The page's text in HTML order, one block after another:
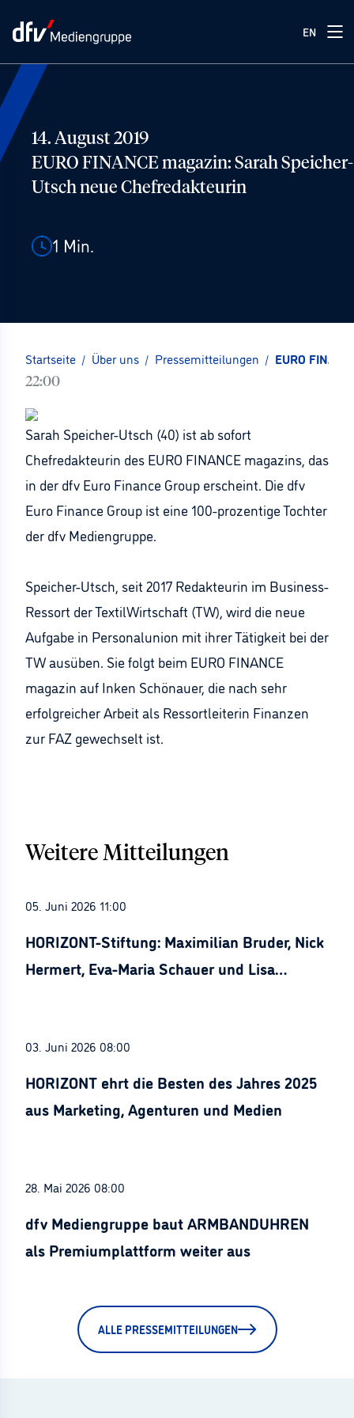
EN
14. August 2019
EURO FINANCE magazin: Sarah Speicher-
Utsch neue Chefredakteurin
1 Min.
Startseite / Über uns / Pressemitteilungen / EURO
22:00
Sarah Speicher-Utsch (40) ist ab sofort
Chefredakteurin des EURO FINANCE magazins, das
in der dfv Euro Finance Group erscheint. Die dfv
Euro Finance Group ist eine 100-prozentige Tochter
der dfv Mediengruppe.
Speicher-Utsch, seit 2017 Redakteurin im Business-
Ressort der TextilWirtschaft (TW), wird die neue
Aufgabe in Personalunion mit ihrer Tätigkeit bei der
TW ausüben. Sie folgt beim EURO FINANCE
magazin auf Inken Schönauer, die nach sehr
erfolgreicher Arbeit als Ressortleiterin Finanzen
zur FAZ gewechselt ist.
Weitere Mitteilungen
05. Juni 2026 11:00
HORIZONT-Stiftung: Maximilian Bruder, Nick
Hermert, Eva-Maria Schauer und Lisa
03. Juni 2026 08:00
HORIZONT ehrt die Besten des Jahres 2025
aus Marketing, Agenturen und Medien
28. Mai 2026 08:00
dfv Mediengruppe baut ARMBANDUHREN
als Premiumplattform weiter aus
ALLE PRESSEMITTEILUNGEN